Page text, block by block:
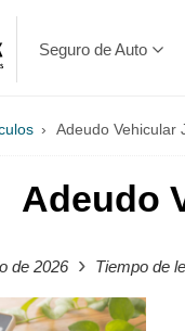
Seguro de Auto
› Adeudo Vehicular
Adeudo
de 2026 › Tiempo de